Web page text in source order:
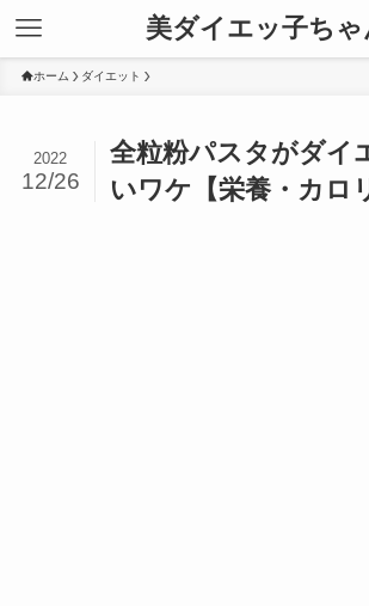
美ダイエッ子ちゃ
ホーム ダイエット
全粒粉パスタがダイ
いワケ【栄養・カロ
2022
12/26